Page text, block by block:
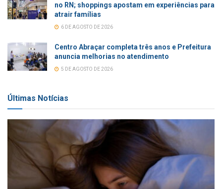
no RN; shoppings apostam em experiências para
atrair famílias
6 DE AGOSTO DE 2026
Centro Abraçar completa três anos e Prefeitura
anuncia melhorias no atendimento
5 DE AGOSTO DE 2026
Últimas Notícias